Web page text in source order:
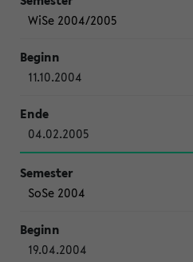
WiSe 2004/2005
11.10.2004
04.02.2005
SoSe 2004
19.04.2004